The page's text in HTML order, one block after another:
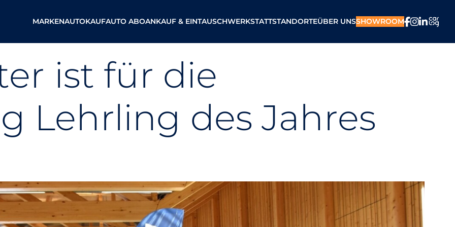
MARKENAUTOKAUFAUTO ABOANKAUF & EINTAUSCHWERKSTATTSTANDORTEÜBER UNSSHOWROOM
ist für die
Lehrling des Jahres